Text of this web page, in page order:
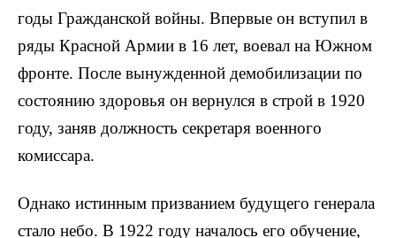
годы Гражданской войны. Впервые он вступил в
ряды Красной Армии в 16 лет, воевал на Южном
фронте. После вынужденной демобилизации по
состоянию здоровья он вернулся в строй в 1920
году, заняв должность секретаря военного
комиссара.
Однако истинным призванием будущего генерала
стало небо. В 1922 году началось его обучение,